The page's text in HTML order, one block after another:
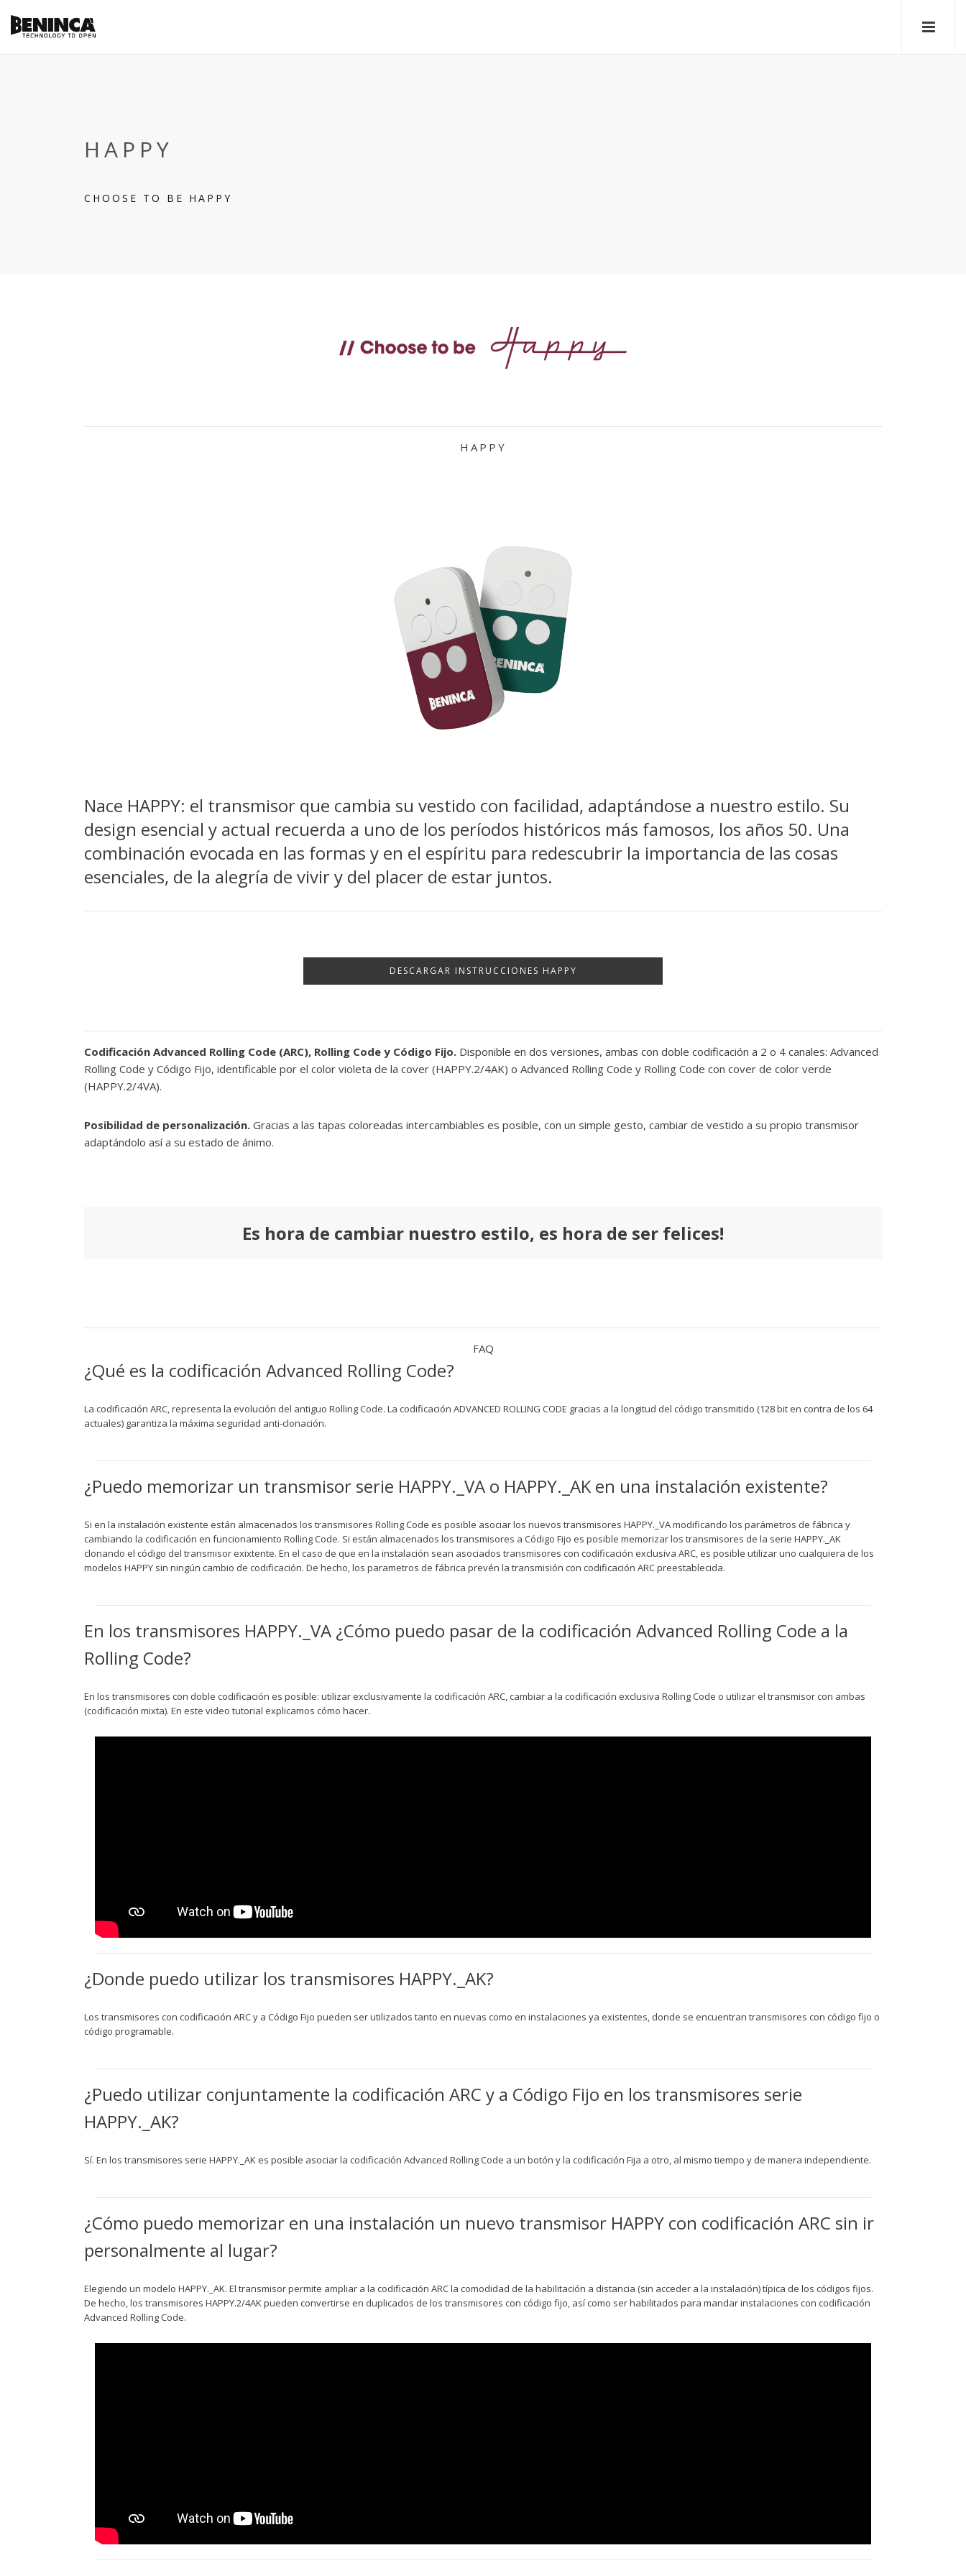
HAPPY
CHOOSE TO BE HAPPY
HAPPY
Nace HAPPY: el transmisor que cambia su vestido con facilidad, adaptándose a nuestro estilo. Su
design esencial y actual recuerda a uno de los períodos históricos más famosos, los años 50. Una
combinación evocada en las formas y en el espíritu para redescubrir la importancia de las cosas
esenciales, de la alegría de vivir y del placer de estar juntos.
DESCARGAR INSTRUCCIONES HAPPY
Codificación Advanced Rolling Code (ARC), Rolling Code y Código Fijo. Disponible en dos versiones, ambas con doble codificación a 2 o 4 canales: Advanced
Rolling Code y Código Fijo, identificable por el color violeta de la cover (HAPPY.2/4AK) o Advanced Rolling Code y Rolling Code con cover de color verde
(HAPPY.2/4VA).
Posibilidad de personalización. Gracias a las tapas coloreadas intercambiables es posible, con un simple gesto, cambiar de vestido a su propio transmisor
adaptándolo así a su estado de ánimo.
Es hora de cambiar nuestro estilo, es hora de ser felices!
FAQ
¿Qué es la codificación Advanced Rolling Code?
La codificación ARC, representa la evolución del antiguo Rolling Code. La codificación ADVANCED ROLLING CODE gracias a la longitud del código transmitido (128 bit en contra de los 64
actuales) garantiza la máxima seguridad anti-clonación.
¿Puedo memorizar un transmisor serie HAPPY._VA o HAPPY._AK en una instalación existente?
Si en la instalación existente están almacenados los transmisores Rolling Code es posible asociar los nuevos transmisores HAPPY._VA modificando los parámetros de fábrica y
cambiando la codificación en funcionamiento Rolling Code. Si están almacenados los transmisores a Código Fijo es posible memorizar los transmisores de la serie HAPPY._AK
clonando el código del transmisor exixtente. En el caso de que en la instalación sean asociados transmisores con codificación exclusiva ARC, es posible utilizar uno cualquiera de los
modelos HAPPY sin ningún cambio de codificación. De hecho, los parametros de fábrica prevén la transmisión con codificación ARC preestablecida.
En los transmisores HAPPY._VA ¿Cómo puedo pasar de la codificación Advanced Rolling Code a la
Rolling Code?
En los transmisores con doble codificación es posible: utilizar exclusivamente la codificación ARC, cambiar a la codificación exclusiva Rolling Code o utilizar el transmisor con ambas
(codificación mixta). En este video tutorial explicamos cómo hacer.
¿Donde puedo utilizar los transmisores HAPPY._AK?
Los transmisores con codificación ARC y a Código Fijo pueden ser utilizados tanto en nuevas como en instalaciones ya existentes, donde se encuentran transmisores con código fijo o
código programable.
¿Puedo utilizar conjuntamente la codificación ARC y a Código Fijo en los transmisores serie
HAPPY._AK?
Sí. En los transmisores serie HAPPY._AK es posible asociar la codificación Advanced Rolling Code a un botón y la codificación Fija a otro, al mismo tiempo y de manera independiente.
¿Cómo puedo memorizar en una instalación un nuevo transmisor HAPPY con codificación ARC sin ir
personalmente al lugar?
Elegiendo un modelo HAPPY._AK. El transmisor permite ampliar a la codificación ARC la comodidad de la habilitación a distancia (sin acceder a la instalación) típica de los códigos fijos.
De hecho, los transmisores HAPPY.2/4AK pueden convertirse en duplicados de los transmisores con código fijo, así como ser habilitados para mandar instalaciones con codificación
Advanced Rolling Code.